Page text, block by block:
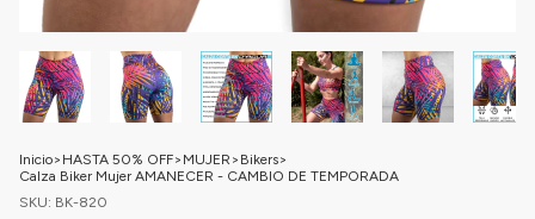
Inicio> HASTA 50% OFF> MUJER > Bikers>
Calza Biker Mujer AMANECER - CAMBIO DE TEMPORADA
SKU: BK-820